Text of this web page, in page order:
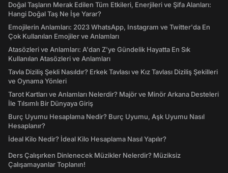
Doğal Taşların Merak Edilen Tüm Etkileri, Enerjileri ve Şifa Alanları:
Hangi Doğal Taş Ne İşe Yarar?
Emojilerin Anlamları: 2023 WhatsApp, Instagram ve Twitter'da En
Çok Kullanılan Emojiler ve Anlamları
Atasözleri ve Anlamları: A'dan Z'ye Gündelik Hayatta En Sık
Kullanılan Atasözleri ve Anlamları
Tavla Diziliş Şekli Nasıldır? Erkek Tavlası ve Kız Tavlası Diziliş Şekilleri
ve Oynama Yönleri
Tarot Kartları ve Anlamları Nelerdir? Majör ve Minör Arkana Desteleri
İle Tılsımlı Bir Dünyaya Giriş
Burç Uyumu Hesaplama Nedir? Burç Uyumu, Aşk Uyumu Nasıl
Hesaplanır?
İdeal Kilo Nedir? İdeal Kilo Hesaplama Nasıl Yapılır?
Ders Çalışırken Dinlenecek Müzikler Nelerdir? Müziksiz
Çalışamayanlar Toplanın!